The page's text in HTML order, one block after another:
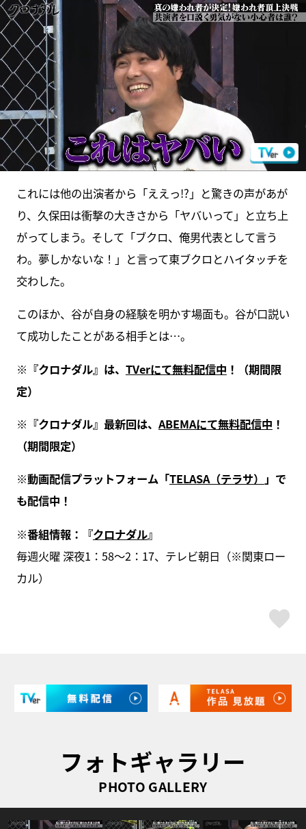
これには他の出演者から「ええっ!?」と驚きの声があが
り、久保田は衝撃の大きさから「ヤバいって」と立ち上
がってしまう。そして「ブクロ、俺男代表として言う
わ。夢しかないな！」と言って東ブクロとハイタッチを
交わした。
このほか、谷が自身の経験を明かす場面も。谷が口説い
て成功したことがある相手とは…。
※『クロナダル』は、 TVerにて無料配信中 ！（期間限
定）
※『クロナダル』最新回は、 ABEMAにて無料配信中 ！
（期間限定）
※動画配信プラットフォーム「TELASA（テラサ） 」で
も配信中！
※番組情報：『クロナダル』
毎週火曜 深夜1：58～2：17、テレビ朝日（※関東ロー
カル）
フォトギャラリー
PHOTO GALLERY